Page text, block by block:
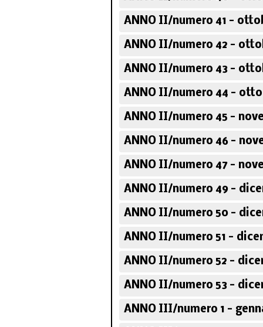
ANNO II/numero 41 -
ANNO II/numero 42 -
ANNO II/numero 43 -
ANNO II/numero 44 -
ANNO II/numero 45 -
ANNO II/numero 46 -
ANNO II/numero 47 -
ANNO II/numero 49 -
ANNO II/numero 50 -
ANNO II/numero 51 -
ANNO II/numero 52 -
ANNO II/numero 53 -
ANNO III/numero 1 -